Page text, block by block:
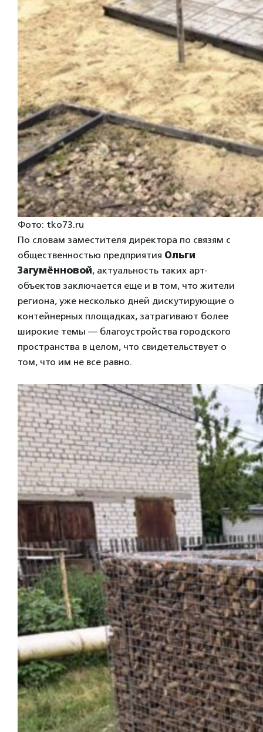
Фото: tko73.ru
По словам заместителя директора по связям с
общественностью предприятия Ольги
Загумённовой, актуальность таких арт-
объектов заключается еще и в том, что жители
региона, уже несколько дней дискутирующие о
контейнерных площадках, затрагивают более
широкие темы — благоустройства городского
пространства в целом, что свидетельствует о
том, что им не все равно.